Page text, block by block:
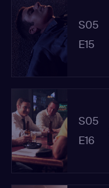
S05
E15
S05
E16